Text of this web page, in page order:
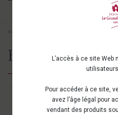
L’accès à ce site Web
Pour accéder à ce site,
avez l’âge légal pour
vendant des produits
Accueil
Bulles